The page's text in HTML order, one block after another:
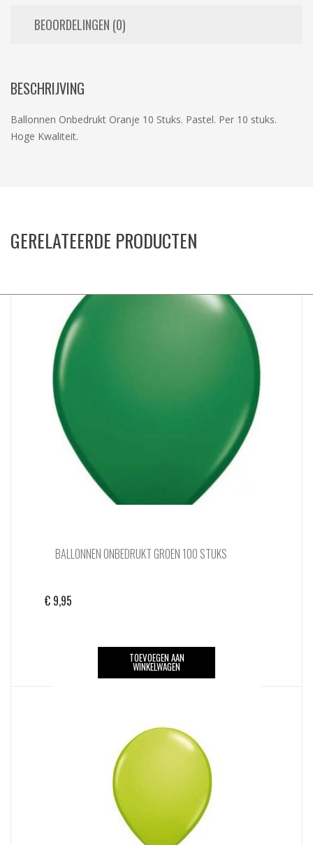
BEOORDELINGEN (0)
BESCHRIJVING
Ballonnen Onbedrukt Oranje 10 Stuks. Pastel. Per 10 stuks.
Hoge Kwaliteit.
GERELATEERDE PRODUCTEN
BALLONNEN ONBEDRUKT GROEN 100 STUKS
€ 9,95
TOEVOEGEN AAN
WINKELWAGEN